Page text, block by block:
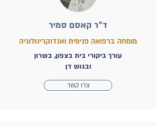
ד"ר קאסם סמיר
מומחה ברפואה פנימית ואנדוקרינולוגיה
עורך ביקורי בית בצפון, בשרון
ובגוש דן
צרו קשר